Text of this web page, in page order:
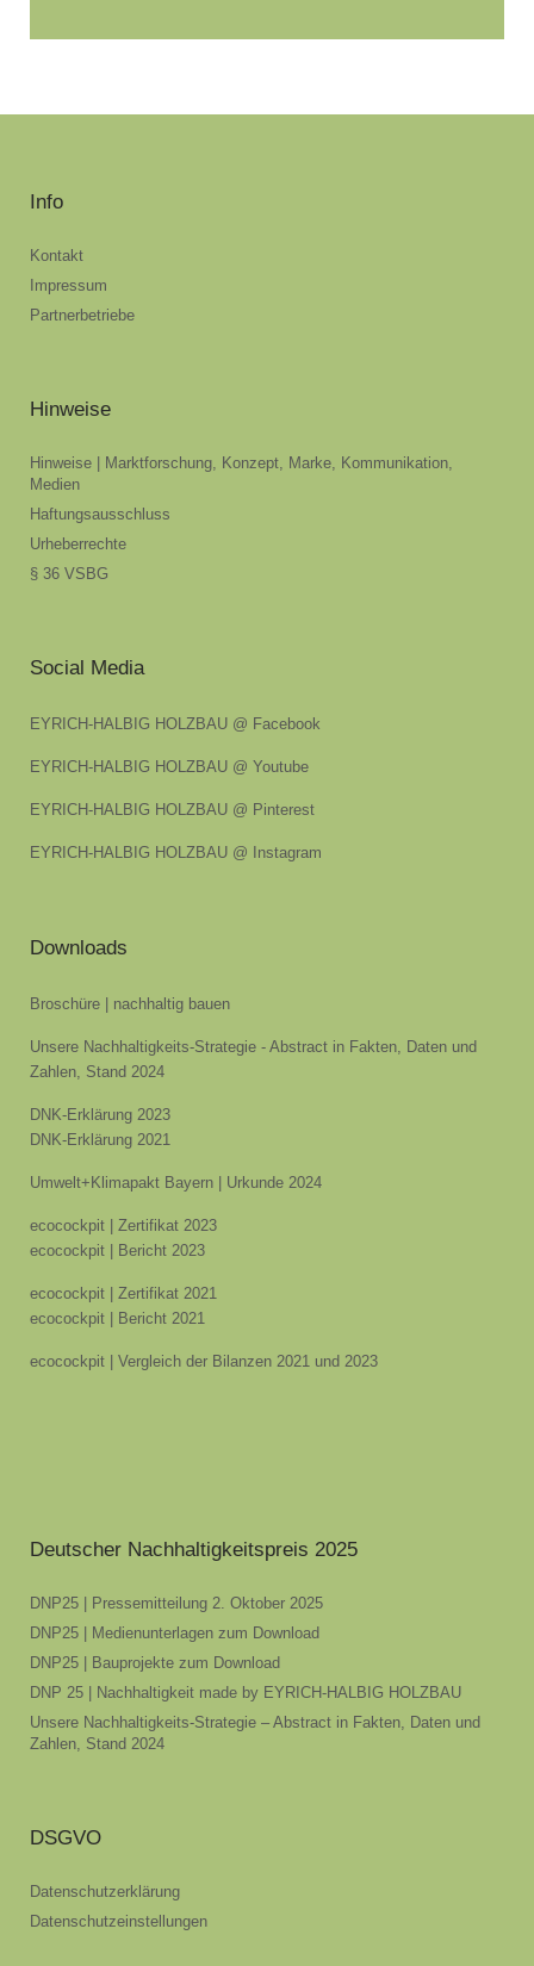
Info
Kontakt
Impressum
Partnerbetriebe
Hinweise
Hinweise | Marktforschung, Konzept, Marke, Kommunikation,
Medien
Haftungsausschluss
Urheberrechte
§ 36 VSBG
Social Media
EYRICH-HALBIG HOLZBAU @ Facebook
EYRICH-HALBIG HOLZBAU @ Youtube
EYRICH-HALBIG HOLZBAU @ Pinterest
EYRICH-HALBIG HOLZBAU @ Instagram
Downloads
Broschüre | nachhaltig bauen
Unsere Nachhaltigkeits-Strategie - Abstract in Fakten, Daten und
Zahlen, Stand 2024
DNK-Erklärung 2023
DNK-Erklärung 2021
Umwelt+Klimapakt Bayern | Urkunde 2024
ecocockpit | Zertifikat 2023
ecocockpit | Bericht 2023
ecocockpit | Zertifikat 2021
ecocockpit | Bericht 2021
ecocockpit | Vergleich der Bilanzen 2021 und 2023
Deutscher Nachhaltigkeitspreis 2025
DNP25 | Pressemitteilung 2. Oktober 2025
DNP25 | Medienunterlagen zum Download
DNP25 | Bauprojekte zum Download
DNP 25 | Nachhaltigkeit made by EYRICH-HALBIG HOLZBAU
Unsere Nachhaltigkeits-Strategie – Abstract in Fakten, Daten und
Zahlen, Stand 2024
DSGVO
Datenschutzerklärung
Datenschutzeinstellungen